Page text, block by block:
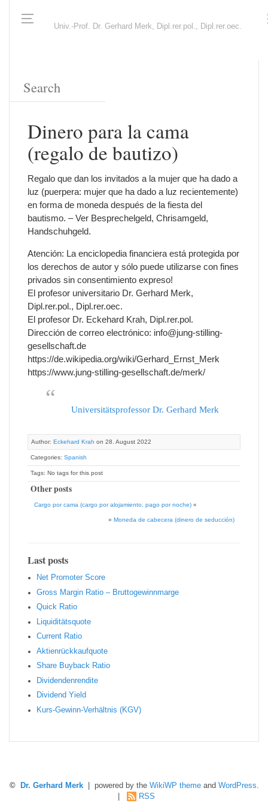
Univ.-Prof. Dr. Gerhard Merk, Dipl.rer.pol., Dipl.rer.oec.
Dinero para la cama
(regalo de bautizo)
Regalo que dan los invitados a la mujer que ha dado a
luz (puerpera: mujer que ha dado a luz recientemente)
en forma de moneda después de la fiesta del
bautismo. – Ver Besprechelgeld, Chrisamgeld,
Handschuhgeld.
Atención: La enciclopedia financiera está protegida por
los derechos de autor y sólo puede utilizarse con fines
privados sin consentimiento expreso!
El profesor universitario Dr. Gerhard Merk,
Dipl.rer.pol., Dipl.rer.oec.
El profesor Dr. Eckehard Krah, Dipl.rer.pol.
Dirección de correo electrónico: info@jung-stilling-
gesellschaft.de
https://de.wikipedia.org/wiki/Gerhard_Ernst_Merk
https://www.jung-stilling-gesellschaft.de/merk/
Universitätsprofessor Dr. Gerhard Merk
Author: Eckehard Krah on 28. August 2022
Categories: Spanish
Tags: No tags for this post
Other posts
Cargo por cama (cargo por alojamiento, pago por noche) «
» Moneda de cabecera (dinero de seducción)
Last posts
Net Promoter Score
Gro ss Margin Ratio – Bruttogewinnmarge
Quic k Ratio
Liquiditätsquote
Current Ratio
Aktienrückkaufquote
Sha re Buyback Ratio
Dividendenrendite
Dividend Yield
Kurs-Gewinn-Verhältnis (KGV)
© Dr. Gerhard Merk| powered by the WikiWP themeand WordPress.
RSS